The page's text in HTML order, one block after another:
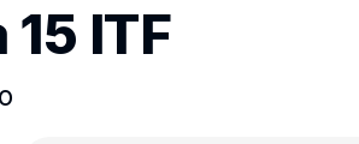
ITF